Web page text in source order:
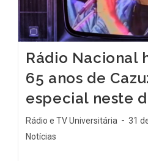
Rádio Nacional
65 anos de
especial neste
Rádio e TV Universitária
31
Notícias